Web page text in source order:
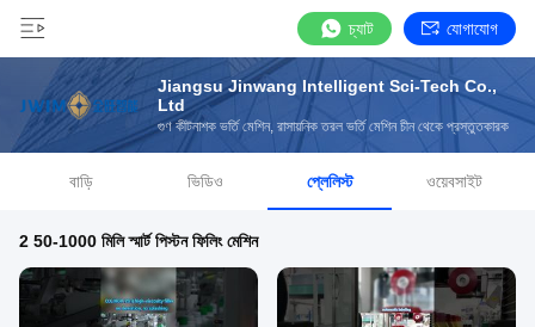
চ্যাট যোগাযোগ
Jiangsu Jinwang Intelligent Sci-Tech Co.,
Ltd
গুণ কীটনাশক ভর্তি মেশিন, রাসায়নিক তরল ভর্তি মেশিন চীন থেকে প্রস্তুতকারক
বাড়ি ভিডিও প্লেলিস্ট ওয়েবসাইট
2 50-1000 মিলি স্মার্ট পিস্টন ফিলিং মেশিন